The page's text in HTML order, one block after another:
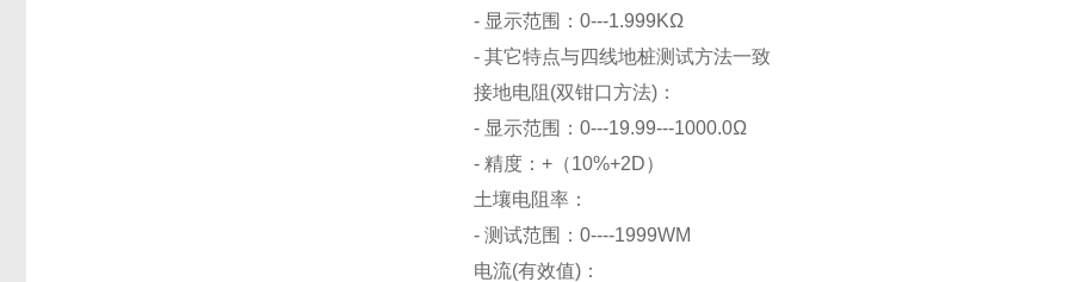
- 显示范围：0---1.999KΩ
- 其它特点与四线地桩测试方法一致
接地电阻(双钳口方法)：
- 显示范围：0---19.99---1000.0Ω
- 精度：+（10%+2D）
土壤电阻率：
- 测试范围：0----1999WM
电流(有效值)：